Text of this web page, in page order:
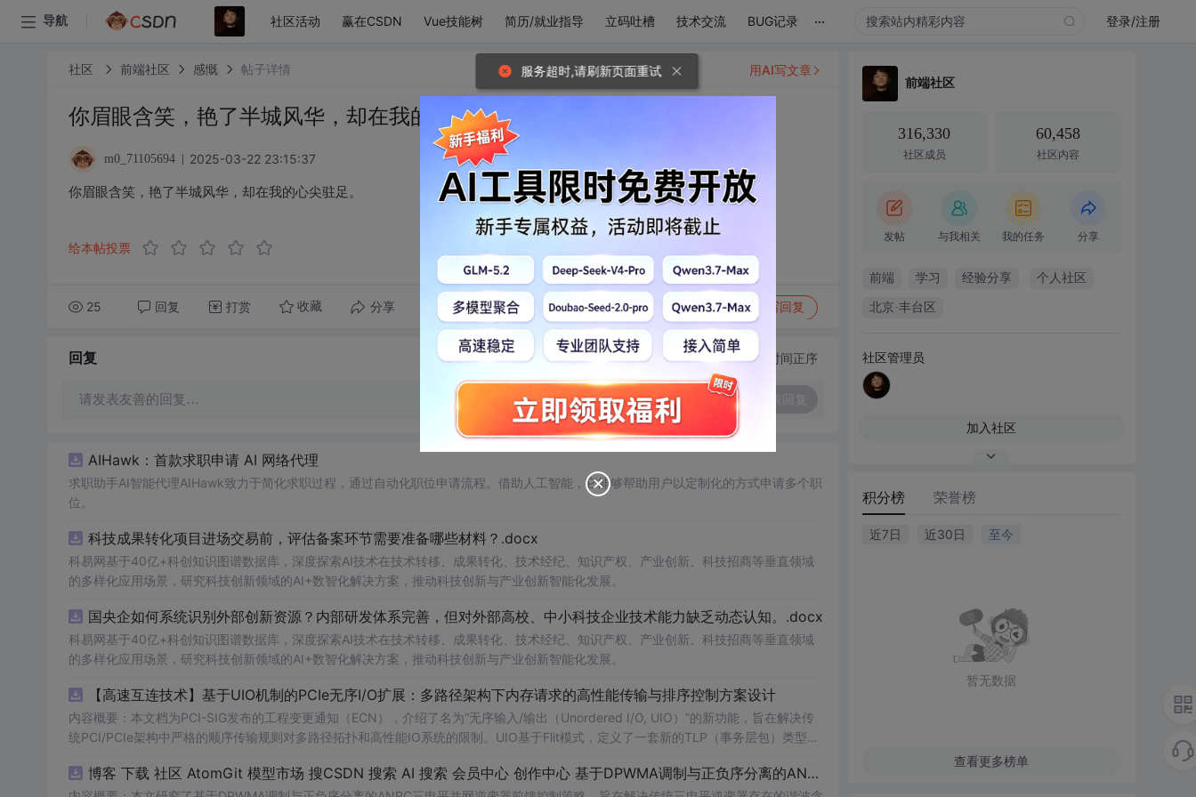
导航 社区活动 赢在CSDN Vue技能树 简历/就业指导 立码吐槽 技术交流 BUG记录 ... 登录/注册
社区 前端社区 感慨 帖子详情
你眉眼含笑，艳了半城风华，却在我的心尖驻足。
m0_71105694 2025-03-22 23:15:37
你眉眼含笑，艳了半城风华，却在我的心尖驻足。
给本帖投票
25 回复 打赏 收藏 分享 转发到动态 举报 写回复
用AI写文章
回复 切换为时间正序
请发表友善的回复…
AIHawk：首款求职申请 AI 网络代理
求职助手AI智能代理AIHawk致力于简化求职过程，通过自动化职位申请流程。借助人工智能，它能够帮助用户以定制化的方式申请多个职
位。
科技成果转化项目进场交易前，评估备案环节需要准备哪些材料？.docx
科易网基于40亿+科创知识图谱数据库，深度探索AI技术在技术转移、成果转化、技术经纪、知识产权、产业创新、科技招商等垂直领域
的多样化应用场景，研究科技创新领域的AI+数智化解决方案，推动科技创新与产业创新智能化发展。
国央企如何系统识别外部创新资源？内部研发体系完善，但对外部高校、中小科技企业技术能力缺乏动态认知。.docx
科易网基于40亿+科创知识图谱数据库，深度探索AI技术在技术转移、成果转化、技术经纪、知识产权、产业创新、科技招商等垂直领域
的多样化应用场景，研究科技创新领域的AI+数智化解决方案，推动科技创新与产业创新智能化发展。
【高速互连技术】基于UIO机制的PCIe无序I/O扩展：多路径架构下内存请求的高性能传输与排序控制方案设计
内容概要：本文档为PCI-SIG发布的工程变更通知（ECN），介绍了名为“无序输入/输出（Unordered I/O, UIO）”的新功能，旨在解决传
统PCI/PCIe架构中严格的顺序传输规则对多路径拓扑和高性能IO系统的限制。UIO基于Flit模式，定义了一套新的TLP（事务层包）类型和
O
博客 下载 社区 AtomGit 模型市场 搜CSDN 搜索 AI 搜索 会员中心 创作中心 基于DPWMA调制与正负序分离的ANPC三电平并网逆变器前馈控制策略研究（Simulink仿真实现）
前端社区
316,330
社区成员
60,458
社区内容
发帖 与我相关 我的任务 分享
前端 学习 经验分享 个人社区
北京·丰台区
社区管理员
加入社区
积分榜 荣誉榜
近7日 近30日 至今
暂无数据
查看更多榜单
服务超时,请刷新页面重试